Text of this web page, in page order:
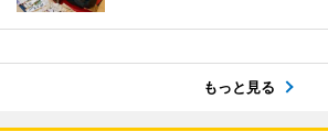
もっと見る